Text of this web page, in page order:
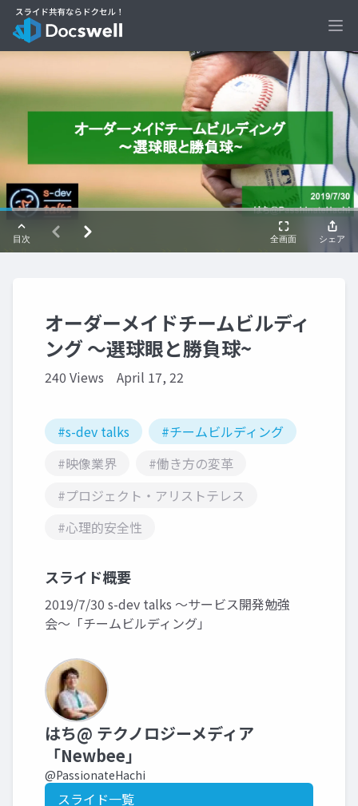
オーダーメイドチームビルディ
ング 〜選球眼と勝負球~
240 Views April 17, 22
#s-dev talks
#チームビルディング
#映像業界
#働き方の変革
#プロジェクト・アリストテレス
#心理的安全性
スライド概要
2019/7/30 s-dev talks 〜サービス開発勉強
会〜「チームビルディング」
はち@ テクノロジーメディア
「Newbee」
@PassionateHachi
スライド一覧